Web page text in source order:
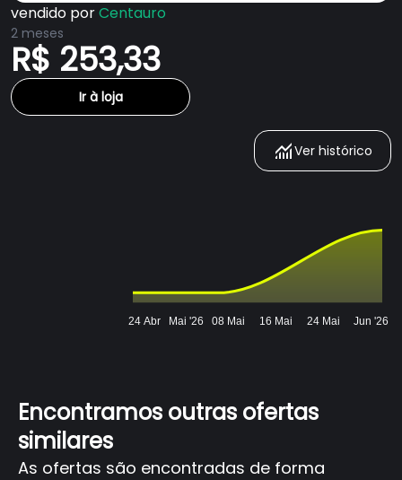
vendido porCentauro
2 meses
R$ 253,33
Ir à loja
Ver histórico
24 Abr Mai '26 08 Mai 16 Mai 24 Mai Jun '26
Encontramos outras ofertas
similares
As ofertas são encontradas de forma